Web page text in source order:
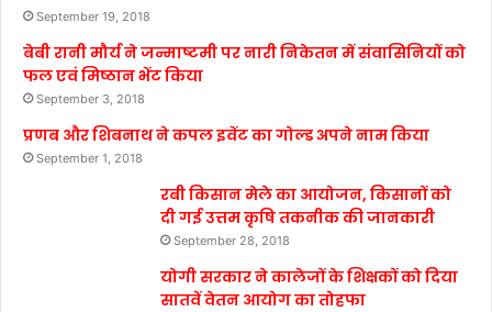
September 19, 2018
बेबी रानी मौर्य ने जन्माष्टमी पर नारी निकेतन में संवासिनियों को
फल एवं मिष्ठान भेंट किया
September 3, 2018
प्रणब और शिबनाथ ने कपल इवेंट का गोल्ड अपने नाम किया
September 1, 2018
रबी किसान मेले का आयोजन, किसानों को
दी गई उत्तम कृषि तकनीक की जानकारी
September 28, 2018
योगी सरकार ने कालेजों के शिक्षकों को दिया
सातवें वेतन आयोग का तोहफा